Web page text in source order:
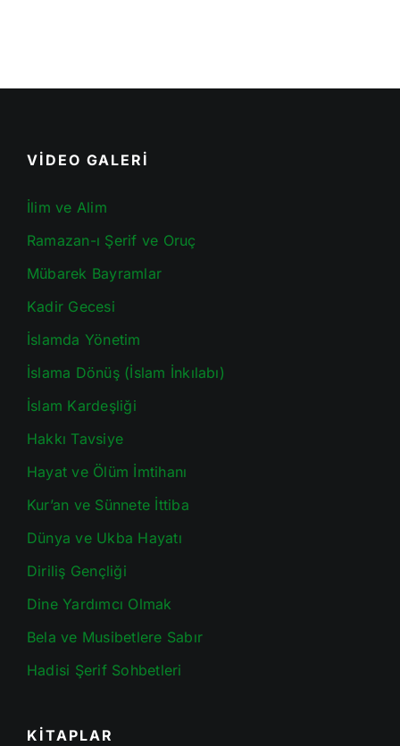
VİDEO GALERİ
İlim ve Alim
Ramazan-ı Şerif ve Oruç
Mübarek Bayramlar
Kadir Gecesi
İslamda Yönetim
İslama Dönüş (İslam İnkılabı)
İslam Kardeşliği
Hakkı Tavsiye
Hayat ve Ölüm İmtihanı
Kur’an ve Sünnete İttiba
Dünya ve Ukba Hayatı
Diriliş Gençliği
Dine Yardımcı Olmak
Bela ve Musibetlere Sabır
Hadisi Şerif Sohbetleri
KİTAPLAR